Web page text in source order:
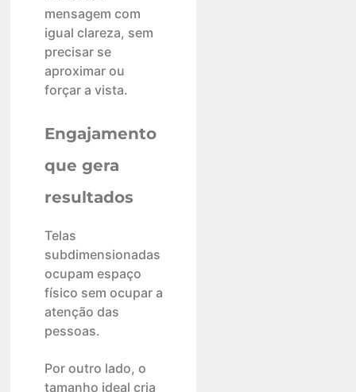
mensagem com
igual clareza, sem
precisar se
aproximar ou
forçar a vista.
Engajamento
que gera
resultados
Telas
subdimensionadas
ocupam espaço
físico sem ocupar a
atenção das
pessoas.
Por outro lado, o
tamanho ideal cria